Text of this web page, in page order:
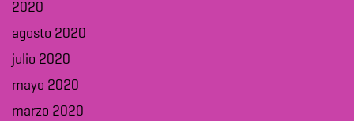
2020
agosto 2020
julio 2020
mayo 2020
marzo 2020